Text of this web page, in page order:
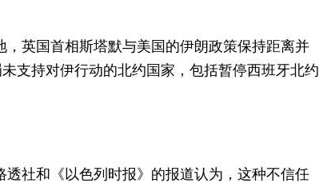
英国首相斯塔默与美国的伊朗政策保持距离并
支持对伊行动的北约国家，包括暂停西班牙北约
社和《以色列时报》的报道认为，这种不信任